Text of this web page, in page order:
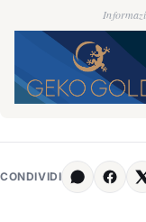
CONDIVIDI